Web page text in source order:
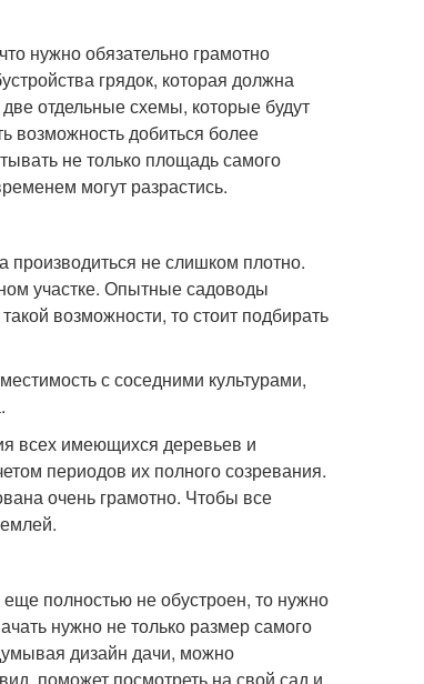
нужно обязательно грамотно
грядок, которая должна
отдельные схемы, которые будут
возможность добиться более
не только площадь самого
могут разрастись.
производиться не слишком плотно.
участке. Опытные садоводы
возможности, то стоит подбирать
с соседними культурами,
всех имеющихся деревьев и
периодов их полного созревания.
очень грамотно. Чтобы все
полностью не обустроен, то нужно
нужно не только размер самого
дизайн дачи, можно